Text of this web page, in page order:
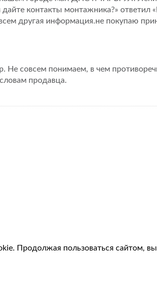
дайте контакты монтажника?»
другая информация.не покупаю
Не совсем понимаем, в чем
продавца.